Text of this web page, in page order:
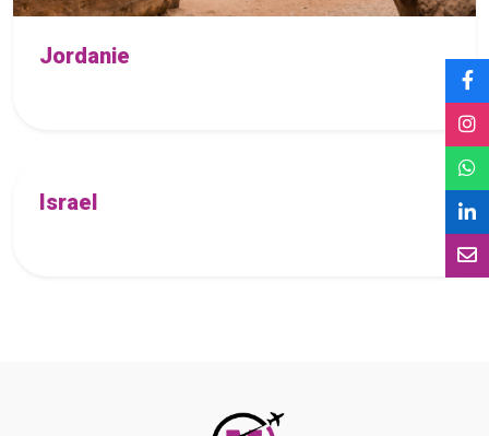
Jordanie
Israel